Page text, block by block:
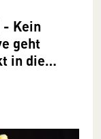
Kein
geht
in die